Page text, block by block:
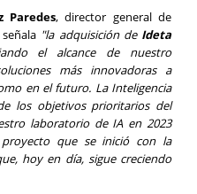
Paredes, director general de
"la adquisición deIdeta
el alcance de nuestro
más innovadoras a
en el futuro. La Inteligencia
los objetivos prioritarios del
laboratorio de IA en 2023
que se inició con la
hoy en día, sigue creciendo